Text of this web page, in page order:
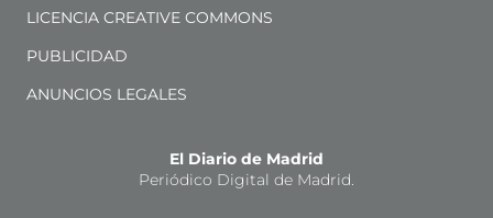
LICENCIA CREATIVE COMMONS
PUBLICIDAD
ANUNCIOS LEGALES
El Diario de Madrid
Periódico Digital de Madrid.